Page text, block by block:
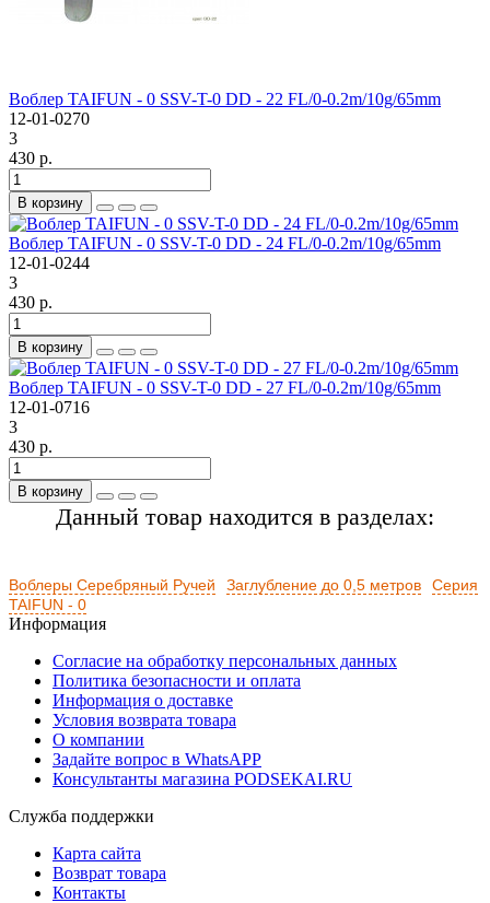
Воблер TAIFUN - 0 SSV-T-0 DD - 22 FL/0-0.2m/10g/65mm
12-01-0270
3
430 р.
В корзину
Воблер TAIFUN - 0 SSV-T-0 DD - 24 FL/0-0.2m/10g/65mm
12-01-0244
3
430 р.
В корзину
Воблер TAIFUN - 0 SSV-T-0 DD - 27 FL/0-0.2m/10g/65mm
12-01-0716
3
430 р.
В корзину
Данный товар находится в разделах:
Воблеры Серебряный Ручей Заглубление до 0,5 метров
Серия
TAIFUN - 0
Информация
Согласие на обработку персональных данных
Политика безопасности и оплата
Информация о доставке
Условия возврата товара
О компании
Задайте вопрос в WhatsAPP
Консультанты магазина PODSEKAI.RU
Служба поддержки
Карта сайта
Возврат товара
Контакты